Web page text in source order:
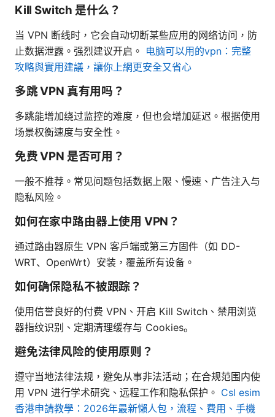
Kill Switch 是什么？
当 VPN 断线时，它会自动切断某些应用的网络访问，防
止数据泄露。强烈建议开启。 电脑可以用的vpn：完整
攻略與實用建議，讓你上網更安全又省心
多跳 VPN 真有用吗？
多跳能增加绕过监控的难度，但也会增加延迟。根据使用
场景权衡速度与安全性。
免费 VPN 是否可用？
一般不推荐。常见问题包括数据上限、慢速、广告注入与
隐私风险。
如何在家中路由器上使用 VPN？
通过路由器原生 VPN 客户端或第三方固件（如 DD-
WRT、OpenWrt）安装，覆盖所有设备。
如何确保隐私不被跟踪？
使用信誉良好的付费 VPN、开启 Kill Switch、禁用浏览
器指纹识别、定期清理缓存与 Cookies。
避免法律风险的使用原则？
遵守当地法律法规，避免从事非法活动；在合规范围内使
用 VPN 进行学术研究、远程工作和隐私保护。 Csl esim
香港申請教學：2026年最新懶人包，流程、費用、手機